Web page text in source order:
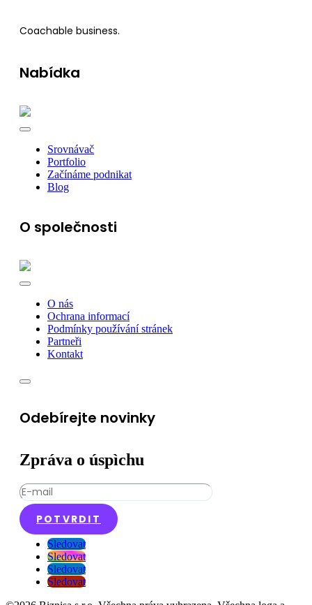
Coachable business.
Nabídka
Srovnávač
Portfolio
Začínáme podnikat
Blog
O společnosti
O nás
Ochrana informací
Podmínky používání stránek
Partneři
Kontakt
Odebírejte novinky
Zpráva o úspìchu
POTVRDIT
Sledovat
Sledovat
Sledovat
Sledovat